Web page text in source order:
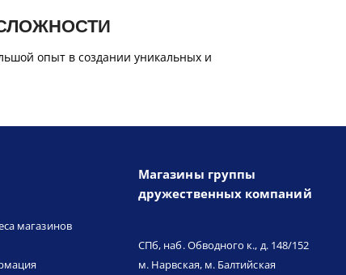
опыт в создании уникальных и
магазинов
Магазины группы
дружественных компаний
СПб, наб. Обводного к., д. 148/152
м. Нарвская, м. Балтийская